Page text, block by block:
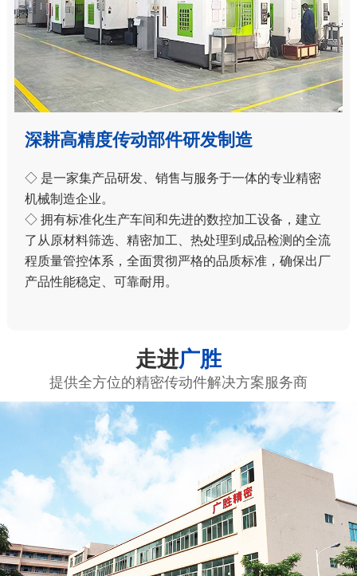
深耕高精度传动部件研发制造
◇ 是一家集产品研发、销售与服务于一体的专业精密
机械制造企业。
◇ 拥有标准化生产车间和先进的数控加工设备，建立
了从原材料筛选、精密加工、热处理到成品检测的全流
程质量管控体系，全面贯彻严格的品质标准，确保出厂
产品性能稳定、可靠耐用。
走进广胜
提供全方位的精密传动件解决方案服务商